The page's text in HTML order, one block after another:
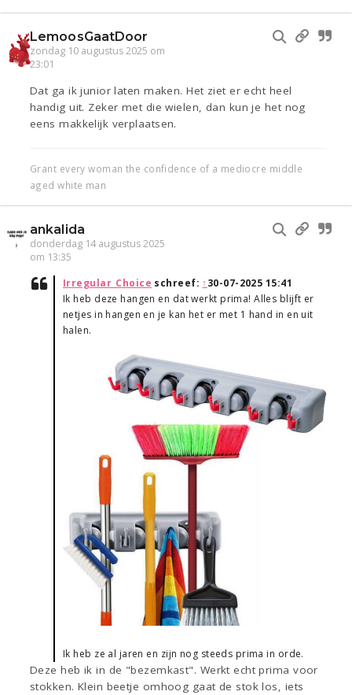
LemoosGaatDoor
zondag 10 augustus 2025 om
23:01
Dat ga ik junior laten maken. Het ziet er echt heel
handig uit. Zeker met die wielen, dan kun je het nog
eens makkelijk verplaatsen.
Grant every woman the confidence of a mediocre middle
aged white man
ankalida
donderdag 14 augustus 2025
om 13:35
Irregular_Choice schreef: ↑30-07-2025 15:41
Ik heb deze hangen en dat werkt prima! Alles blijft er
netjes in hangen en je kan het er met 1 hand in en uit
halen.
Ik heb ze al jaren en zijn nog steeds prima in orde.
Deze heb ik in de "bezemkast". Werkt echt prima voor
stokken. Klein beetje omhoog gaat de stok los, iets